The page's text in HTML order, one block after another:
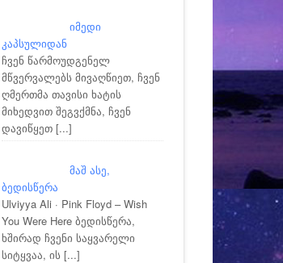
იმედი
კაპსულიდან
ჩვენ წარმოუდგენელ
მწვერვალებს მივაღწიეთ, ჩვენ
ღმერთმა თავისი ხატის
მიხედვით შეგვქმნა, ჩვენ
დავიწყეთ [...]
მაშ ასე,
ბედისწერა
Ulviyya Ali · Pink Floyd – Wish
You Were Here ბედისწერა,
ხშირად ჩვენი საყვარელი
სიტყვაა, ის [...]